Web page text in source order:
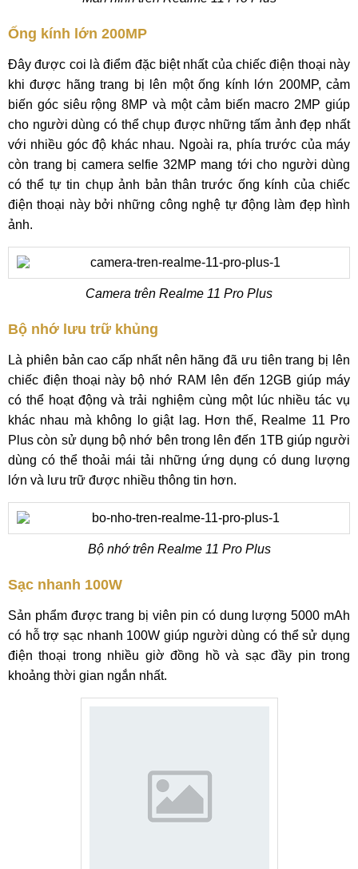
Ống kính lớn 200MP
Đây được coi là điểm đặc biệt nhất của chiếc điện thoại này
khi được hãng trang bị lên một ống kính lớn 200MP, cảm
biến góc siêu rộng 8MP và một cảm biến macro 2MP giúp
cho người dùng có thể chụp được những tấm ảnh đẹp nhất
với nhiều góc độ khác nhau. Ngoài ra, phía trước của máy
còn trang bị camera selfie 32MP mang tới cho người dùng
có thể tự tin chụp ảnh bản thân trước ống kính của chiếc
điện thoại này bởi những công nghệ tự động làm đẹp hình
ảnh.
Camera trên Realme 11 Pro Plus
Bộ nhớ lưu trữ khủng
Là phiên bản cao cấp nhất nên hãng đã ưu tiên trang bị lên
chiếc điện thoại này bộ nhớ RAM lên đến 12GB giúp máy
có thể hoạt động và trải nghiệm cùng một lúc nhiều tác vụ
khác nhau mà không lo giật lag. Hơn thế, Realme 11 Pro
Plus còn sử dụng bộ nhớ bên trong lên đến 1TB giúp người
dùng có thể thoải mái tải những ứng dụng có dung lượng
lớn và lưu trữ được nhiều thông tin hơn.
Bộ nhớ trên Realme 11 Pro Plus
Sạc nhanh 100W
Sản phẩm được trang bị viên pin có dung lượng 5000 mAh
có hỗ trợ sạc nhanh 100W giúp người dùng có thể sử dụng
điện thoại trong nhiều giờ đồng hồ và sạc đầy pin trong
khoảng thời gian ngắn nhất.